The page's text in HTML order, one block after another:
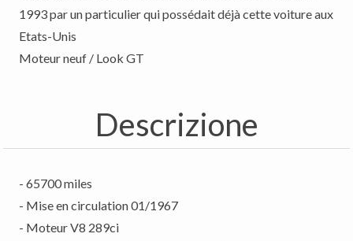
1993 par un particulier qui possédait déjà cette voiture aux
Etats-Unis
Moteur neuf / Look GT
Descrizione
- 65700 miles
- Mise en circulation 01/1967
- Moteur V8 289ci